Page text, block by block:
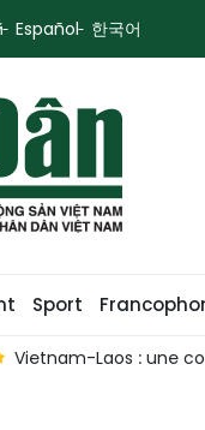
Español 한국어
Sport
Vietnam-Laos : une